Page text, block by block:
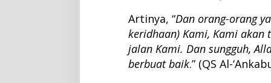
Artinya, “Dan orang-orang
keridhaan) Kami, Kami akan
jalan Kami. Dan sungguh,
berbuat baik.” (QS Al-